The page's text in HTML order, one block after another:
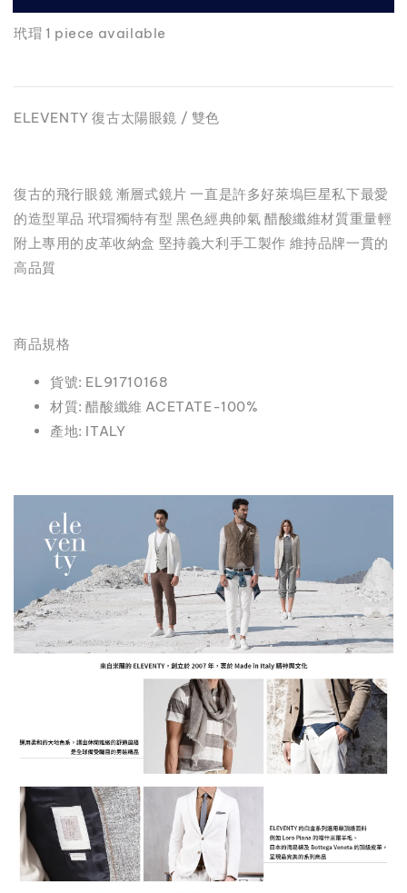
玳瑁 1 piece available
ELEVENTY 復古太陽眼鏡 / 雙色
復古的飛行眼鏡 漸層式鏡片 一直是許多好萊塢巨星私下最愛
的造型單品 玳瑁獨特有型 黑色經典帥氣 醋酸纖維材質重量輕
附上專用的皮革收納盒 堅持義大利手工製作 維持品牌一貫的
高品質
商品規格
貨號: EL91710168
材質: 醋酸纖維 ACETATE-100%
產地: ITALY